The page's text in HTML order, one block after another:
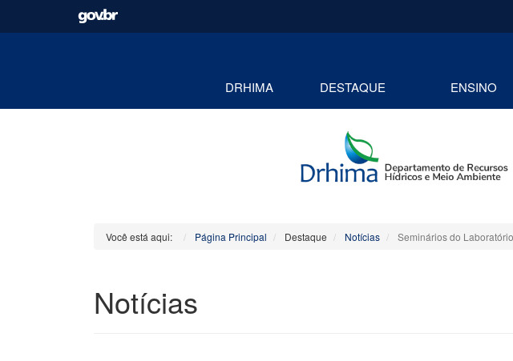
DRHIMA DESTAQUE ENSINO
Você está aqui: Página Principal Destaque Notícias Seminários do
Notícias